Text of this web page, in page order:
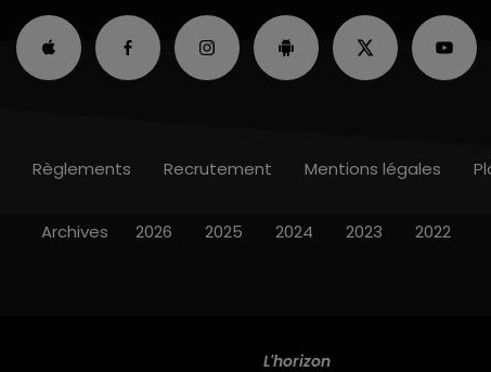
L'horizon
Règlements Recrutement Mentions légales
Archives 2026 2025 2024 2023 2022